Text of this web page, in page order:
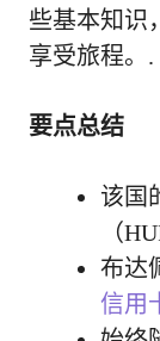
些基本知识
享受旅程。.
要点总结
该国
（
布达
信用